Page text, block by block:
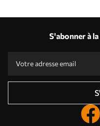
S'abonner à